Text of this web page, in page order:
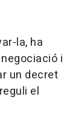
la, ha
i
un decret
el